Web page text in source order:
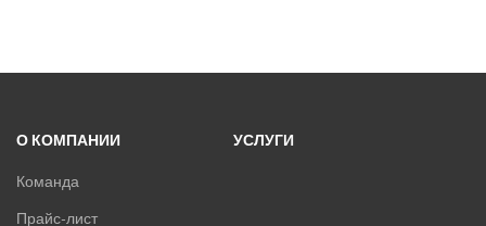
О КОМПАНИИ
Команда
Прайс-лист
УСЛУГИ